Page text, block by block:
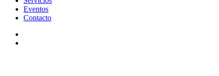
Eventos
Contacto